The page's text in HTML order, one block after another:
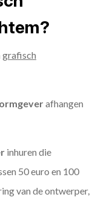
grafisch
afhangen
inhuren die
50 euro en 100
van de ontwerper,